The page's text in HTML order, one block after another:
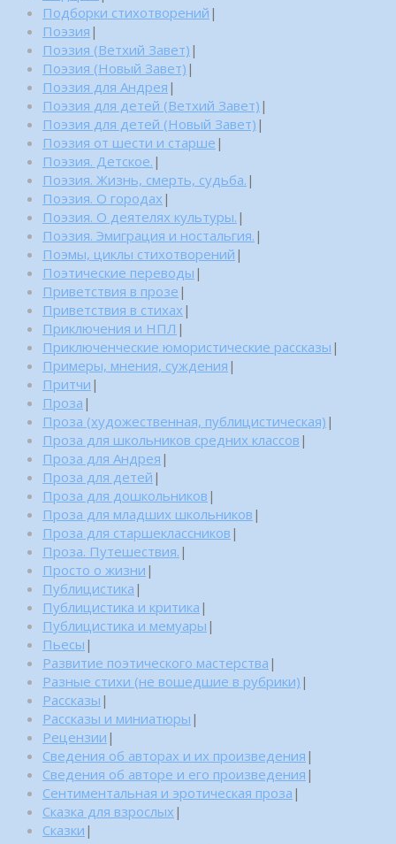
Подборки стихотворений |
Поэзия |
Поэзия (Ветхий Завет) |
Поэзия (Новый Завет) |
Поэзия для Андрея |
Поэзия для детей (Ветхий Завет) |
Поэзия для детей (Новый Завет) |
Поэзия от шести и старше |
Поэзия. Детское. |
Поэзия. Жизнь, смерть, судьба. |
Поэзия. О городах |
Поэзия. О деятелях культуры. |
Поэзия. Эмиграция и ностальгия. |
Поэмы, циклы стихотворений |
Поэтические переводы |
Приветствия в прозе |
Приветствия в стихах |
Приключения и НПЛ |
Приключенческие юмористические рассказы |
Примеры, мнения, суждения |
Притчи |
Проза |
Проза (художественная, публицистическая) |
Проза для школьников средних классов |
Проза для Андрея |
Проза для детей |
Проза для дошкольников |
Проза для младших школьников |
Проза для старшеклассников |
Проза. Путешествия. |
Просто о жизни |
Публицистика |
Публицистика и критика |
Публицистика и мемуары |
Пьесы |
Развитие поэтического мастерства |
Разные стихи (не вошедшие в рубрики) |
Рассказы |
Рассказы и миниатюры |
Рецензии |
Сведения об авторах и их произведения |
Сведения об авторе и его произведения |
Сентиментальная и эротическая проза |
Сказка для взрослых |
Сказки |